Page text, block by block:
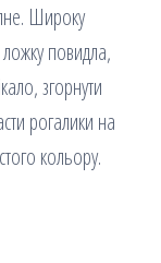
Широку
повидла,
згорнути
рогалики на
кольору.